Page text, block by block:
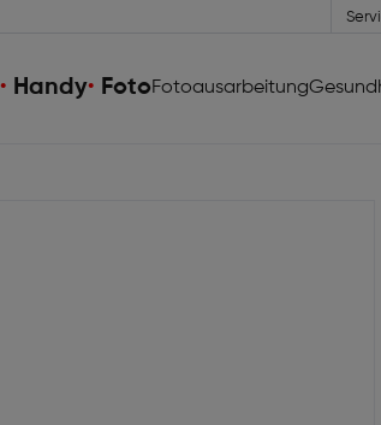
Handy FotoFotoausarbeitung